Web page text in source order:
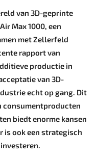
van 3D-geprinte
Max 1000, een
met Zellerfeld
rapport van
productie in
van 3D-
echt op gang. Dit
consumentproducten
biedt enorme kansen
is ook een strategisch